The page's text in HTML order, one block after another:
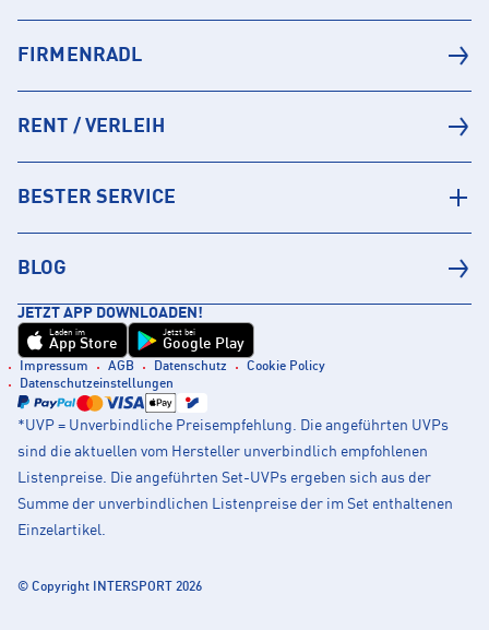
FIRMENRADL
RENT / VERLEIH
BESTER SERVICE
BLOG
JETZT APP DOWNLOADEN!
Laden im
App Store
Jetzt bei
Google Play
Impressum AGB Datenschutz
Cookie Policy
Datenschutzeinstellungen
*UVP = Unverbindliche Preisempfehlung. Die angeführten UVPs
sind die aktuellen vom Hersteller unverbindlich empfohlenen
Listenpreise. Die angeführten Set-UVPs ergeben sich aus der
Summe der unverbindlichen Listenpreise der im Set enthaltenen
Einzelartikel.
© Copyright INTERSPORT 2026